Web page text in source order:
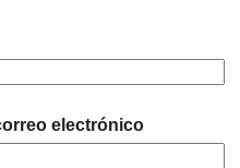
electrónico